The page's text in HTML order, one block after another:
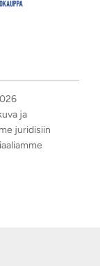
ja
juridisiin